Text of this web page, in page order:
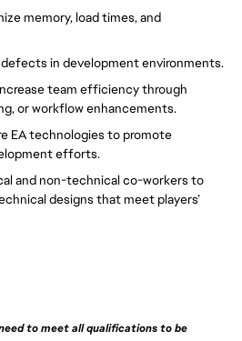
memory, load times, and
in development environments.
team efficiency through
or workflow enhancements.
EA technologies to promote
efforts.
and non-technical co-workers to
designs that meet players’
to meet all qualifications to be